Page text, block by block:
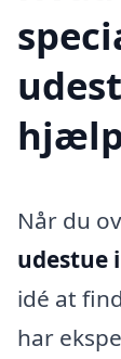
Når du
udestue
idé at
har